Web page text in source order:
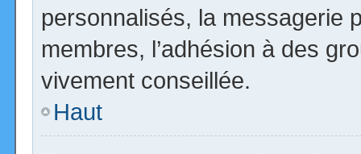
personnalisés, la messagerie
membres, l’adhésion à des
vivement conseillée.
Haut